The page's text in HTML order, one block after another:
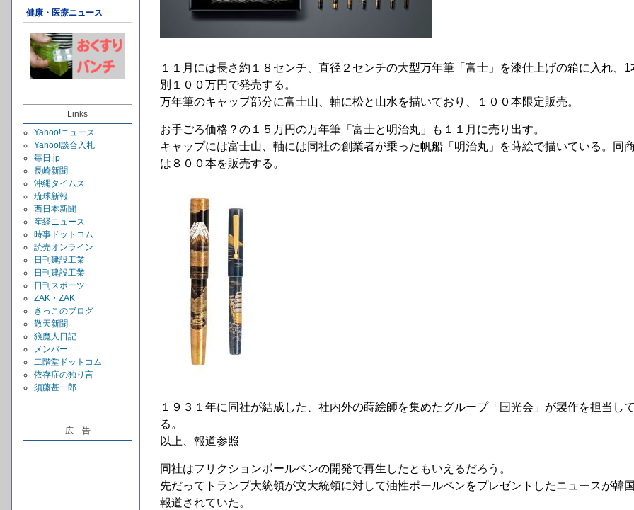
健康・医療ニュース
Links
Yahoo!ニュース
Yahoo!談合入札
毎日.jp
長崎新聞
沖縄タイムス
琉球新報
西日本新聞
産経ニュース
時事ドットコム
読売オンライン
日刊建設工業
日刊建設工業
日刊スポーツ
ZAK・ZAK
きっこのブログ
敬天新聞
狼魔人日記
メンバー
二階堂ドットコム
依存症の独り言
須藤甚一郎
広 告
１１月には長さ約１８センチ、直径２センチの大型万年筆「富士」を漆仕上げの箱に入れ、1
別１００万円で発売する。
万年筆のキャップ部分に富士山、軸に松と山水を描いており、１００本限定販売。
お手ごろ価格？の１５万円の万年筆「富士と明治丸」も１１月に売り出す。
キャップには富士山、軸には同社の創業者が乗った帆船「明治丸」を蒔絵で描いている。同
は８００本を販売する。
１９３１年に同社が結成した、社内外の蒔絵師を集めたグループ「国光会」が製作を担当し
る。
以上、報道参照
同社はフリクションボールペンの開発で再生したともいえるだろう。
先だってトランプ大統領が文大統領に対して油性ポールペンをプレゼントしたニュースが韓
報道されていた。